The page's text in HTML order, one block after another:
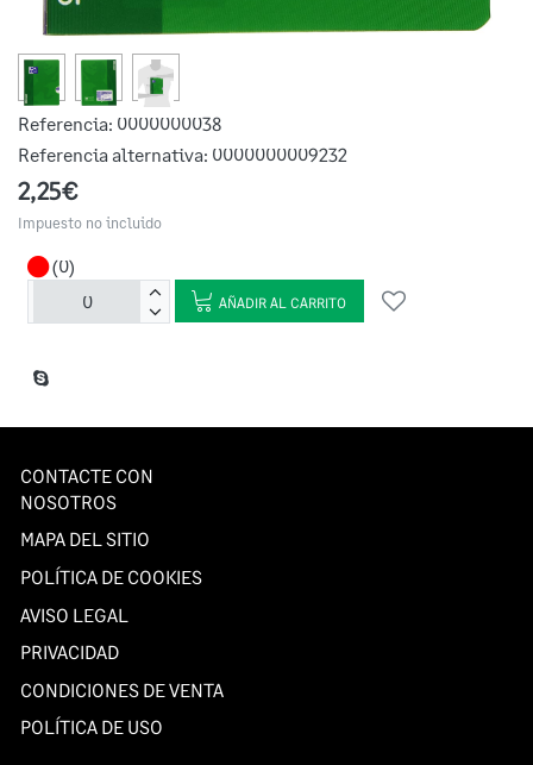
Referencia: 0000000038
Referencia alternativa: 0000000009232
2,25€
Impuesto no incluido
(0)
AÑADIR AL CARRITO
CONTACTE CON
NOSOTROS
MAPA DEL SITIO
POLÍTICA DE COOKIES
AVISO LEGAL
PRIVACIDAD
CONDICIONES DE VENTA
POLÍTICA DE USO